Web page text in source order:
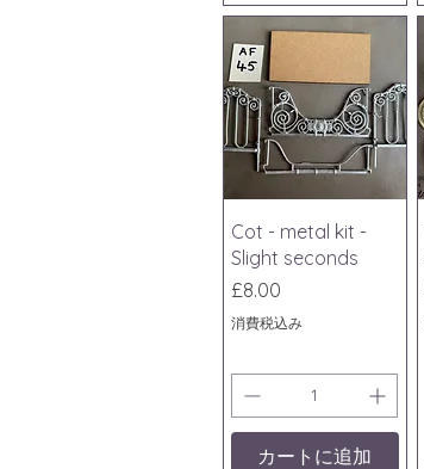
クイックビュー
Cot - metal kit -
Slight seconds
価格
£8.00
消費税込み
カートに追加